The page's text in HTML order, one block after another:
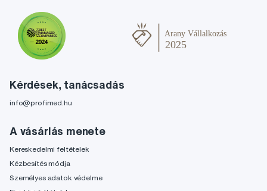
Kérdések, tanácsadás
info@profimed.hu
A vásárlás menete
Kereskedelmi feltételek
Kézbesítés módja
Személyes adatok védelme